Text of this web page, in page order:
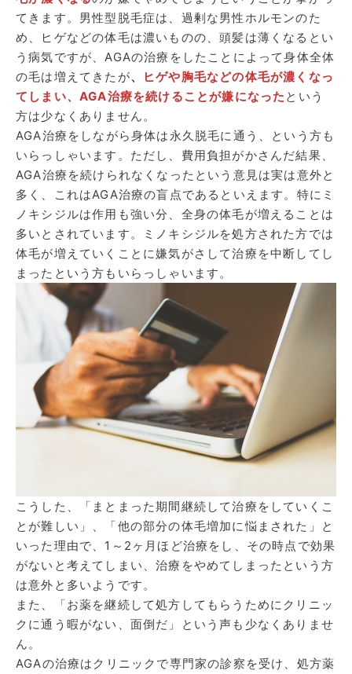
てきます。男性型脱毛症は、過剰な男性ホルモンのた
め、ヒゲなどの体毛は濃いものの、頭髪は薄くなるとい
う病気ですが、AGAの治療をしたことによって身体全体
の毛は増えてきたが、
ヒゲや胸毛などの体毛が濃くなっ
てしまい、AGA治療を続けることが嫌になった という
方は少なくありません。
AGA治療をしながら身体は永久脱毛に通う、という方も
いらっしゃいます。ただし、費用負担がかさんだ結果、
AGA治療を続けられなくなったという意見は実は意外と
多く、これはAGA治療の盲点であるといえます。特にミ
ノキシジルは作用も強い分、全身の体毛が増えることは
多いとされています。ミノキシジルを処方された方では
体毛が増えていくことに嫌気がさして治療を中断してし
まったという方もいらっしゃいます。
こうした、「まとまった期間継続して治療をしていくこ
とが難しい」、「他の部分の体毛増加に悩まされた」と
いった理由で、1～2ヶ月ほど治療をし、その時点で効果
がないと考えてしまい、治療をやめてしまったという方
は意外と多いようです。
また、「お薬を継続して処方してもらうためにクリニッ
クに通う暇がない、面倒だ」という声も少なくありませ
ん。
AGAの治療はクリニックで専門家の診察を受け、処方薬